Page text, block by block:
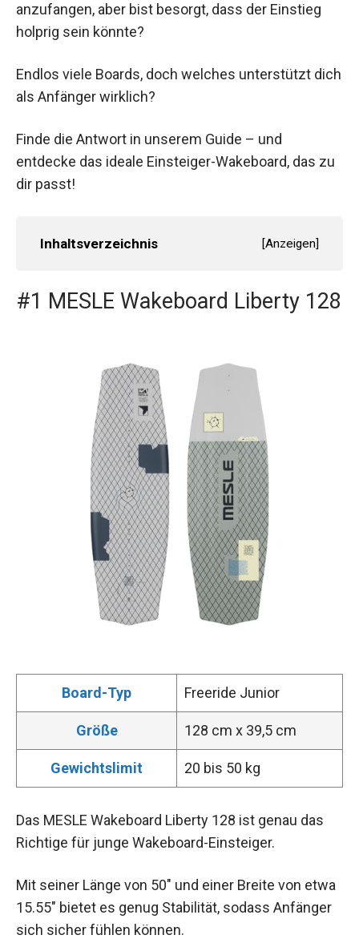
anzufangen, aber bist besorgt, dass der Einstieg
holprig sein könnte?
Endlos viele Boards, doch welches unterstützt dich
als Anfänger wirklich?
Finde die Antwort in unserem Guide – und
entdecke das ideale Einsteiger-Wakeboard, das zu
dir passt!
Inhaltsverzeichnis [Anzeigen]
#1 MESLE Wakeboard Liberty 128
Board-Typ Freeride Junior
Größe 128 cm x 39,5 cm
Gewichtslimit 20 bis 50 kg
Das MESLE Wakeboard Liberty 128 ist genau das
Richtige für junge Wakeboard-Einsteiger.
Mit seiner Länge von 50″ und einer Breite von etwa
15.55″ bietet es genug Stabilität, sodass Anfänger
sich sicher fühlen können.